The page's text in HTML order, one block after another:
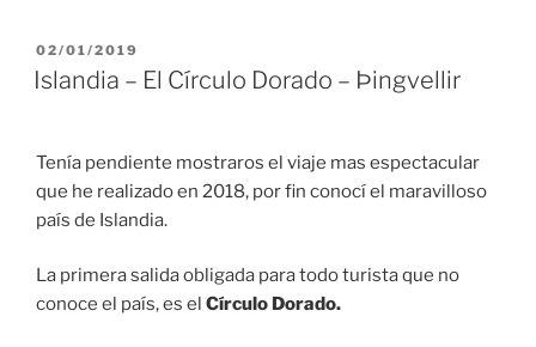
PUBLICADO
EL
02/01/2019
Islandia – El Círculo Dorado – Þingvellir
Tenía pendiente mostraros el viaje mas espectacular
que he realizado en 2018, por fin conocí el maravilloso
país de Islandia.
La primera salida obligada para todo turista que no
conoce el país, es el Círculo Dorado.